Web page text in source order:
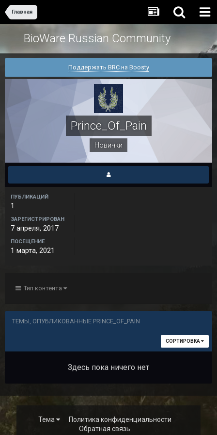
Главная
BioWare Russian Community
Поддержать BRC на Boosty
Prince_Of_Pain
Новички
ПУБЛИКАЦИЙ
1
ЗАРЕГИСТРИРОВАН
7 апреля, 2017
ПОСЕЩЕНИЕ
1 марта, 2021
Тип контента
ТЕМЫ, ОПУБЛИКОВАННЫЕ PRINCE_OF_PAIN
СОРТИРОВКА
Здесь пока ничего нет
Тема
Политика конфиденциальности
Обратная связь